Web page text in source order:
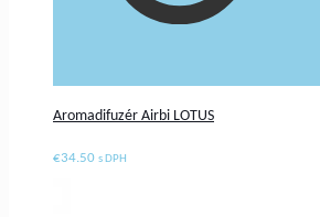
Aromadifuzér Airbi LOTUS
€34.50 s DPH